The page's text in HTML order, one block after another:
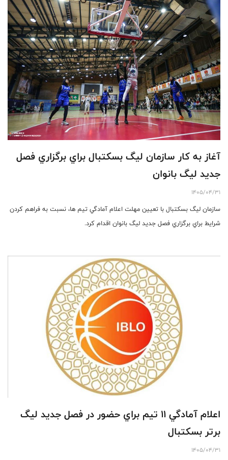
آغاز به كار سازمان ليگ بسكتبال براي برگزاري فصل
جديد ليگ بانوان
1405/04/31
سازمان ليگ بسكتبال با تعيين مهلت اعلام آمادگي تيم ها، نسبت به فراهم كردن
شرايط براي برگزاري فصل جديد ليگ بانوان اقدام كرد.
اعلام آمادگي ١١ تيم براي حضور در فصل جديد ليگ
برتر بسكتبال
1405/04/31